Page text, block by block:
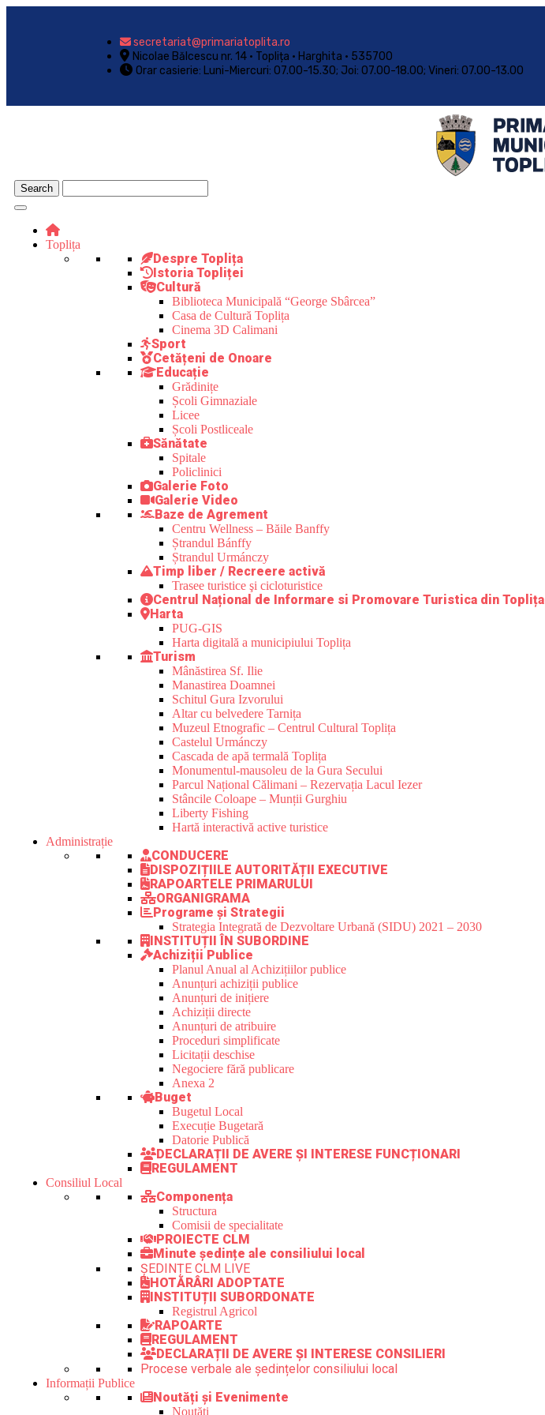
secretariat@primariatoplita.ro
Nicolae Bălcescu nr. 14 • Toplița • Harghita • 535700
Orar casierie: Luni-Miercuri: 07.00-15.30; Joi: 07.00-18.00; Vineri: 07.00-13.00
Toplița
Despre Toplița
Istoria Topliței
Cultură
Biblioteca Municipală “George Sbârcea”
Casa de Cultură Toplița
Cinema 3D Calimani
Sport
Cetățeni de Onoare
Educație
Grădinițe
Școli Gimnaziale
Licee
Școli Postliceale
Sănătate
Spitale
Policlinici
Galerie Foto
Galerie Video
Baze de Agrement
Centru Wellness – Băile Banffy
Ștrandul Bánffy
Ștrandul Urmánczy
Timp liber / Recreere activă
Trasee turistice şi cicloturistice
Centrul Național de Informare si Promovare Turistica din Toplița
Harta
PUG-GIS
Harta digitală a municipiului Toplița
Turism
Mânăstirea Sf. Ilie
Manastirea Doamnei
Schitul Gura Izvorului
Altar cu belvedere Tarnița
Muzeul Etnografic – Centrul Cultural Toplița
Castelul Urmánczy
Cascada de apă termală Toplița
Monumentul-mausoleu de la Gura Secului
Parcul Național Călimani – Rezervația Lacul Iezer
Stâncile Coloape – Munții Gurghiu
Liberty Fishing
Hartă interactivă active turistice
Administrație
CONDUCERE
DISPOZIȚIILE AUTORITĂȚII EXECUTIVE
RAPOARTELE PRIMARULUI
ORGANIGRAMA
Programe și Strategii
Strategia Integrată de Dezvoltare Urbană (SIDU) 2021 – 2030
INSTITUȚII ÎN SUBORDINE
Achiziții Publice
Planul Anual al Achizițiilor publice
Anunțuri achiziții publice
Anunțuri de inițiere
Achiziții directe
Anunțuri de atribuire
Proceduri simplificate
Licitații deschise
Negociere fără publicare
Anexa 2
Buget
Bugetul Local
Execuție Bugetară
Datorie Publică
DECLARAȚII DE AVERE ȘI INTERESE FUNCȚIONARI
REGULAMENT
Consiliul Local
Componența
Structura
Comisii de specialitate
PROIECTE CLM
Minute ședințe ale consiliului local
ȘEDINȚE CLM LIVE
HOTĂRÂRI ADOPTATE
INSTITUȚII SUBORDONATE
Registrul Agricol
RAPOARTE
REGULAMENT
DECLARAȚII DE AVERE ȘI INTERESE CONSILIERI
Procese verbale ale ședințelor consiliului local
Informații Publice
Noutăți și Evenimente
Noutăți